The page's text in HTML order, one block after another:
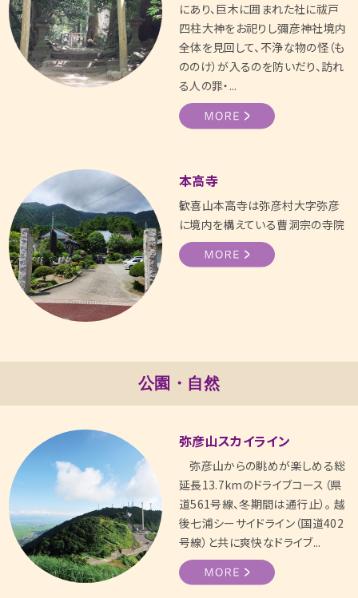
にあり、巨木に囲まれた社に祓戸
四柱大神をお祀りし彌彦神社境内
全体を見回して、不浄な物の怪（も
ののけ）が入るのを防いだり、訪れ
る人の罪・...
本高寺
歓喜山本高寺は弥彦村大字弥彦
に境内を構えている曹洞宗の寺院
公園・自然
弥彦山スカイライン
弥彦山からの眺めが楽しめる総
延長13.7kmのドライブコース（県
道561号線、冬期間は通行止）。 越
後七浦シーサイドライン（国道402
号線）と共に爽快なドライブ...